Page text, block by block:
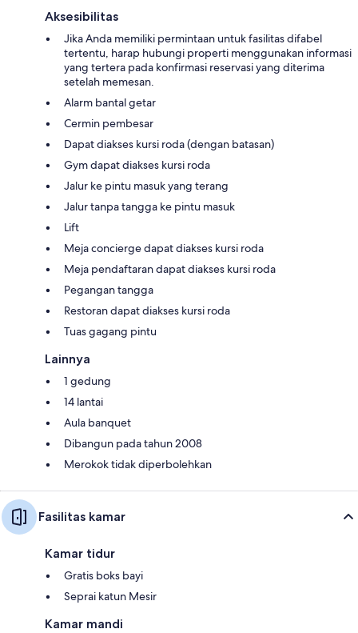
Aksesibilitas
Jika Anda memiliki permintaan untuk fasilitas difabel
tertentu, harap hubungi properti menggunakan informasi
yang tertera pada konfirmasi reservasi yang diterima
setelah memesan.
Alarm bantal getar
Cermin pembesar
Dapat diakses kursi roda (dengan batasan)
Gym dapat diakses kursi roda
Jalur ke pintu masuk yang terang
Jalur tanpa tangga ke pintu masuk
Lift
Meja concierge dapat diakses kursi roda
Meja pendaftaran dapat diakses kursi roda
Pegangan tangga
Restoran dapat diakses kursi roda
Tuas gagang pintu
Lainnya
1 gedung
14 lantai
Aula banquet
Dibangun pada tahun 2008
Merokok tidak diperbolehkan
Fasilitas kamar
Kamar tidur
Gratis boks bayi
Seprai katun Mesir
Kamar mandi